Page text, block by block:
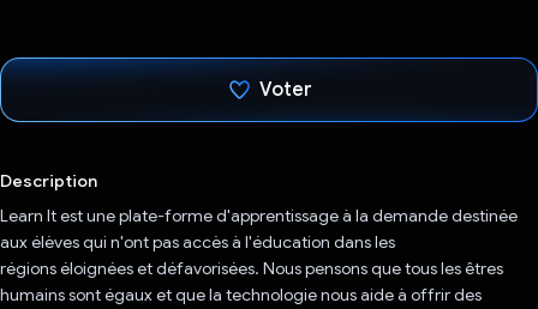
Voter
Description
Learn It est une plate-forme d'apprentissage à la demande destinée
aux élèves qui n'ont pas accès à l'éducation dans les
régions éloignées et défavorisées. Nous pensons que tous les êtres
humains sont égaux et que la technologie nous aide à offrir des